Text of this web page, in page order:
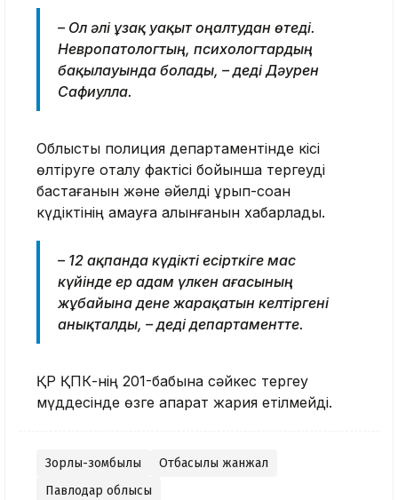
– Ол әлі ұзақ уақыт оңалтудан өтеді.
Невропатологтың, психологтардың
бақылауында болады, – деді Дәурен
Сафиулла.
Облыстық полиция департаментінде кісі
өлтіруге оқталу фактісі бойынша тергеуді
бастағанын және әйелді ұрып-соққан
күдіктінің қамауға алынғанын хабарлады.
– 12 ақпанда күдікті есірткіге мас
күйінде ер адам үлкен ағасының
жұбайына дене жарақатын келтіргені
анықталды, – деді департаментте.
ҚР ҚПК-нің 201-бабына сәйкес тергеу
мүддесінде өзге ақпарат жария етілмейді.
Зорлық-зомбылық
Отбасылық жанжал
Павлодар облысы